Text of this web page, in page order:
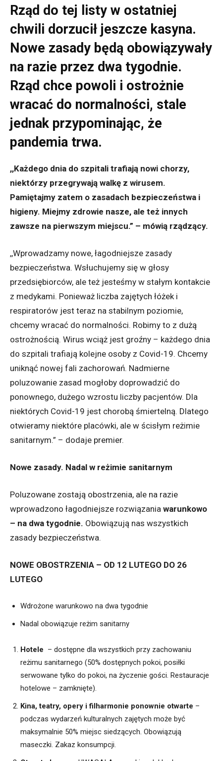
Rząd do tej listy w ostatniej
chwili dorzucił jeszcze kasyna.
Nowe zasady będą obowiązywały
na razie przez dwa tygodnie.
Rząd chce powoli i ostrożnie
wracać do normalności, stale
jednak przypominając, że
pandemia trwa.
,,Każdego dnia do szpitali trafiają nowi chorzy,
niektórzy przegrywają walkę z wirusem.
Pamiętajmy zatem o zasadach bezpieczeństwa i
higieny. Miejmy zdrowie nasze, ale też innych
zawsze na pierwszym miejscu.” – mówią rządzący.
,,Wprowadzamy nowe, łagodniejsze zasady
bezpieczeństwa. Wsłuchujemy się w głosy
przedsiębiorców, ale też jesteśmy w stałym kontakcie
z medykami. Ponieważ liczba zajętych łóżek i
respiratorów jest teraz na stabilnym poziomie,
chcemy wracać do normalności. Robimy to z dużą
ostrożnością. Wirus wciąż jest groźny – każdego dnia
do szpitali trafiają kolejne osoby z Covid-19. Chcemy
uniknąć nowej fali zachorowań. Nadmierne
poluzowanie zasad mogłoby doprowadzić do
ponownego, dużego wzrostu liczby pacjentów. Dla
niektórych Covid-19 jest chorobą śmiertelną. Dlatego
otwieramy niektóre placówki, ale w ścisłym reżimie
sanitarnym.” – dodaje premier.
Nowe zasady. Nadal w reżimie sanitarnym
Poluzowane zostają obostrzenia, ale na razie
wprowadzono łagodniejsze rozwiązania warunkowo
– na dwa tygodnie. Obowiązują nas wszystkich
zasady bezpieczeństwa.
NOWE OBOSTRZENIA – OD 12 LUTEGO DO 26
LUTEGO
Wdrożone warunkowo na dwa tygodnie
Nadal obowiązuje reżim sanitarny
Hotele – dostępne dla wszystkich przy zachowaniu
reżimu sanitarnego (50% dostępnych pokoi, posiłki
serwowane tylko do pokoi, na życzenie gości. Restauracje
hotelowe – zamknięte).
Kina, teatry, opery i filharmonie ponownie otwarte –
podczas wydarzeń kulturalnych zajętych może być
maksymalnie 50% miejsc siedzących. Obowiązują
maseczki. Zakaz konsumpcji.